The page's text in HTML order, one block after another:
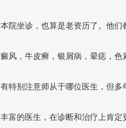
本院坐诊，也算是老资历了。他
癜风，牛皮癣，银屑病，晕痣，
有特别注意师从于哪位医生，但
丰富的医生，在诊断和治疗上肯定